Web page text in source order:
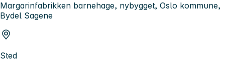
Margarinfabrikken barnehage, nybygget, Oslo kommune,
Bydel Sagene
Sted